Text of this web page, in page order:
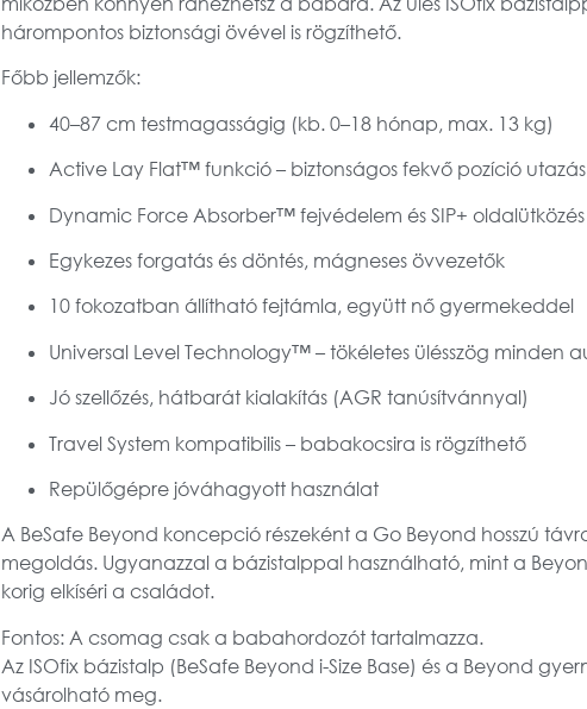
hárompontos biztonsági övével is rögzíthető.
Főbb jellemzők:
40–87 cm testmagasságig (kb. 0–18 hónap, max. 13 kg)
Active Lay Flat™ funkció – biztonságos fekvő pozíció
Dynamic Force Absorber™ fejvédelem és SIP+
Egykezes forgatás és döntés, mágneses övvezetők
10 fokozatban állítható fejtámla, együtt nő gyermekeddel
Universal Level Technology™ – tökéletes ülésszög minden
Jó szellőzés, hátbarát kialakítás (AGR tanúsítvánnyal)
Travel System kompatibilis – babakocsira is rögzíthető
Repülőgépre jóváhagyott használat
A BeSafe Beyond koncepciórészeként a Go Beyond hosszú
megoldás. Ugyanazzal a bázistalppal használható, mint a
korig elkíséri a családot.
Fontos:A csomag csak a babahordozót tartalmazza.
Az ISOfix bázistalp (BeSafe Beyond i-Size Base) és a Beyond
vásárolható meg.